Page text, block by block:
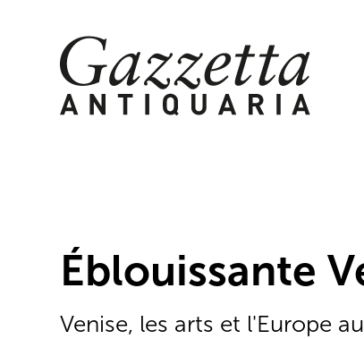
Skip
to
content
Éblouissante
Venise, les arts et l'Europe